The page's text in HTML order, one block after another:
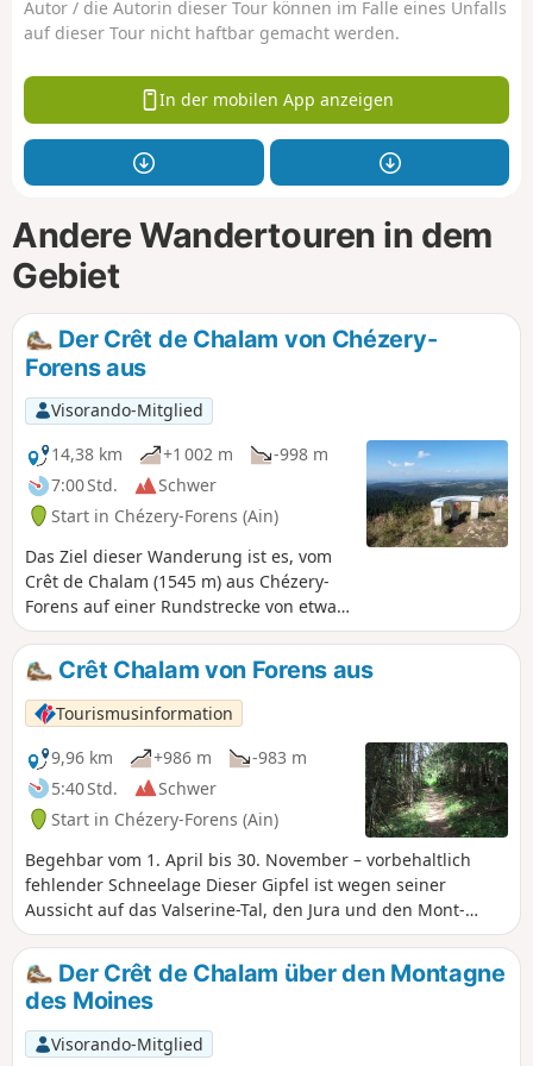
Autor / die Autorin dieser Tour können im Falle eines Unfalls
auf dieser Tour nicht haftbar gemacht werden.
In der mobilen App anzeigen
Andere Wandertouren in dem
Gebiet
Der Crêt de Chalam von Chézery-
Forens aus
Visorando-Mitglied
14,38 km
+1 002 m
-998 m
7:00 Std.
Schwer
Start in Chézery-Forens (Ain)
Das Ziel dieser Wanderung ist es, vom
Crêt de Chalam (1545 m) aus Chézery-
Forens auf einer Rundstrecke von etwa
14 km zu erreichen. Der Aufstieg zum
Gipfel erfolgt über einen etwas steilen
Weg, der Rückweg ist leichter, aber
länger.
Crêt Chalam von Forens aus
Tourismusinformation
9,96 km
+986 m
-983 m
5:40 Std.
Schwer
Start in Chézery-Forens (Ain)
Begehbar vom 1. April bis 30. November – vorbehaltlich
fehlender Schneelage Dieser Gipfel ist wegen seiner
Aussicht auf das Valserine-Tal, den Jura und den Mont-
Blanc ein Muss. Nach einem Aufstieg durch den Wald führt
eine Reihe von Stufen zum Ende der Wanderung, wo Sie mit
einer kontemplativen Aussicht belohnt werden! Die
Wanderung beginnt in Forens. Der Blick öffnet sich nach
und nach auf das Valserine-Tal und die Haute Chaîne du
Jura. Die letzten Meter führen über einen steilen Pfad und
Der Crêt de Chalam über den Montagne
des Moines
Visorando-Mitglied